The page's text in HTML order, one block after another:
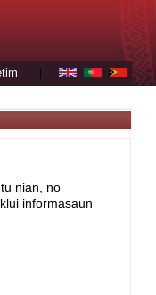
nian, no
informasaun